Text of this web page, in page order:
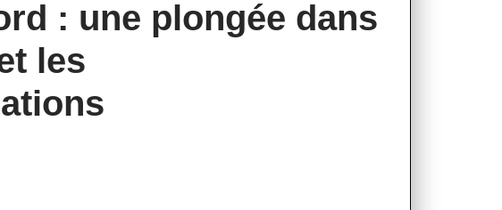
: une plongée dans
les